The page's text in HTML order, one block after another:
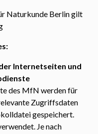
Naturkunde Berlin gilt
Internetseiten und
des MfN werden für
Zugriffsdaten
gespeichert.
Je nach